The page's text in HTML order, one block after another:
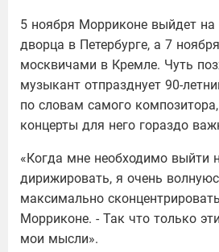
5 ноября Морриконе выйдет на
дворца в Петербурге, а 7
москвичами в Кремле. Чуть
музыкант отпразднует 90-
по словам самого
концерты для него гораздо
«Когда мне необходимо выйти
дирижировать, я очень
максимально
Морриконе. - Так что только
мои мысли».